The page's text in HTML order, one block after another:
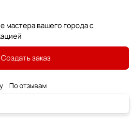
мастера вашего города с
Создать заказ
По отзывам